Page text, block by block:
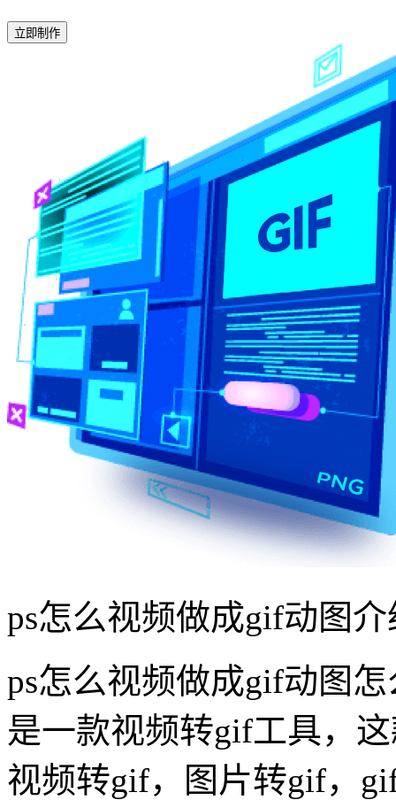
立即制作
ps怎么视频做成gif动图介
ps怎么视频做成gif动图
是一款视频转gif工具，
视频转gif，图片转gif，